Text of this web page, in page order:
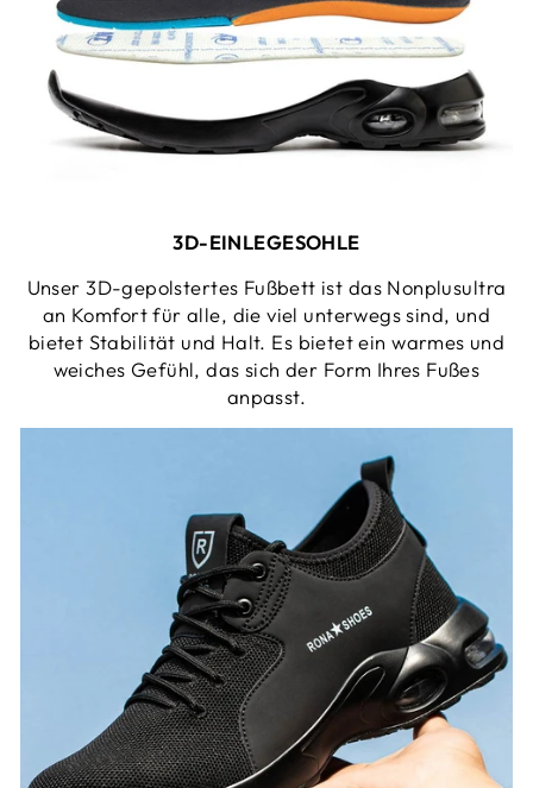
3D-EINLEGESOHLE
Unser 3D-gepolstertes Fußbett ist das Nonplusultra
an Komfort für alle, die viel unterwegs sind, und
bietet Stabilität und Halt. Es bietet ein warmes und
weiches Gefühl, das sich der Form Ihres Fußes
anpasst.